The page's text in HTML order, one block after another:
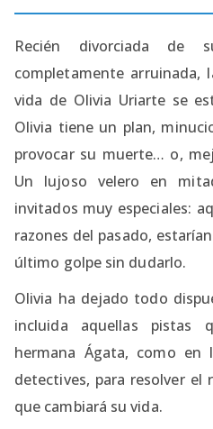
Recién divorciada de
completamente arruinada,
vida de Olivia Uriarte se
Olivia tiene un plan,
provocar su muerte… o,
Un lujoso velero en
invitados muy especiales:
razones del pasado,
último golpe sin dudarlo.
Olivia ha dejado todo
incluida aquellas pistas
hermana Ágata, como en
detectives, para resolver el
que cambiará su vida.